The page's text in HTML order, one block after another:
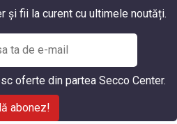
și fii la curent cu ultimele noutăți.
oferte din partea Secco Center.
abonez!